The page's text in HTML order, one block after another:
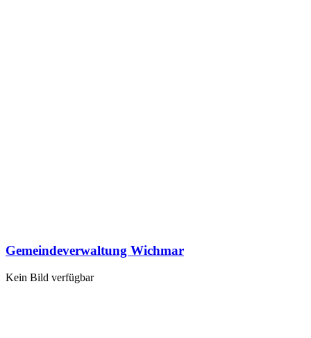
Gemeindeverwaltung Wichmar
Kein Bild verfügbar